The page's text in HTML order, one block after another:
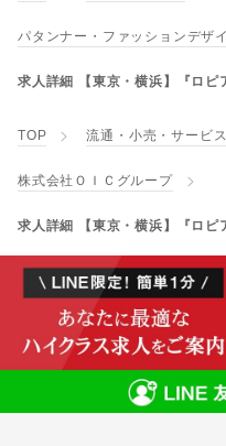
パタンナー・ファッションデザ
求人詳細 【東京・横浜】『ロ
TOP 流通・小売・サービス
株式会社ＯＩＣグループ
求人詳細 【東京・横浜】『ロ